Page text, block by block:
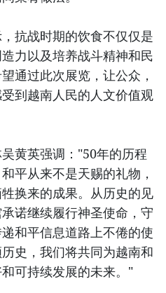
抗战时期的饮食不仅仅是
力以及培养战斗精神和民
通过此次展览，让公众，
到越南人民的人文价值观
黄英强调："50年的历程
平从来不是天赐的礼物，
换来的成果。从历史的见
诺继续履行神圣使命，守
和平信息道路上不倦的使
史，我们将共同为越南和
可持续发展的未来。"